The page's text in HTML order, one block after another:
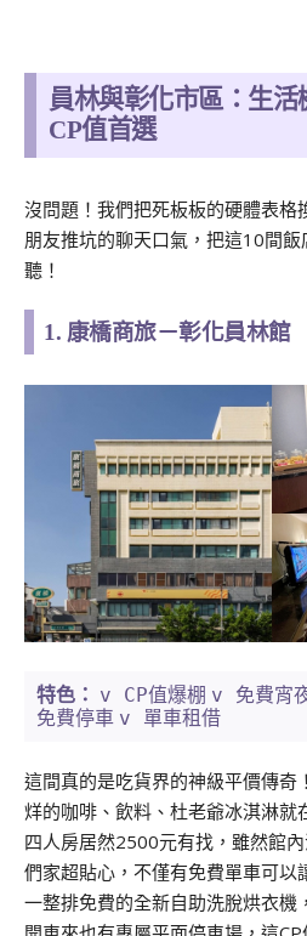
員林與彰化市區：生
CP值首選
沒問題！我們把死板板的硬體表格
朋友推坑的聊天口氣，把這10間
聽！
1. 康橋商旅－彰化員林館
特色： v CP值爆棚 v 免費宵
免費停車 v 單車租借
這間真的是吃貨界的神級平價傳
烊的咖啡、飲料、杜老爺冰淇淋就
四人房居然2500元有找，雖然館
們家超貼心，不僅有免費單車可以
一整排免費的全新自助洗脫烘衣機